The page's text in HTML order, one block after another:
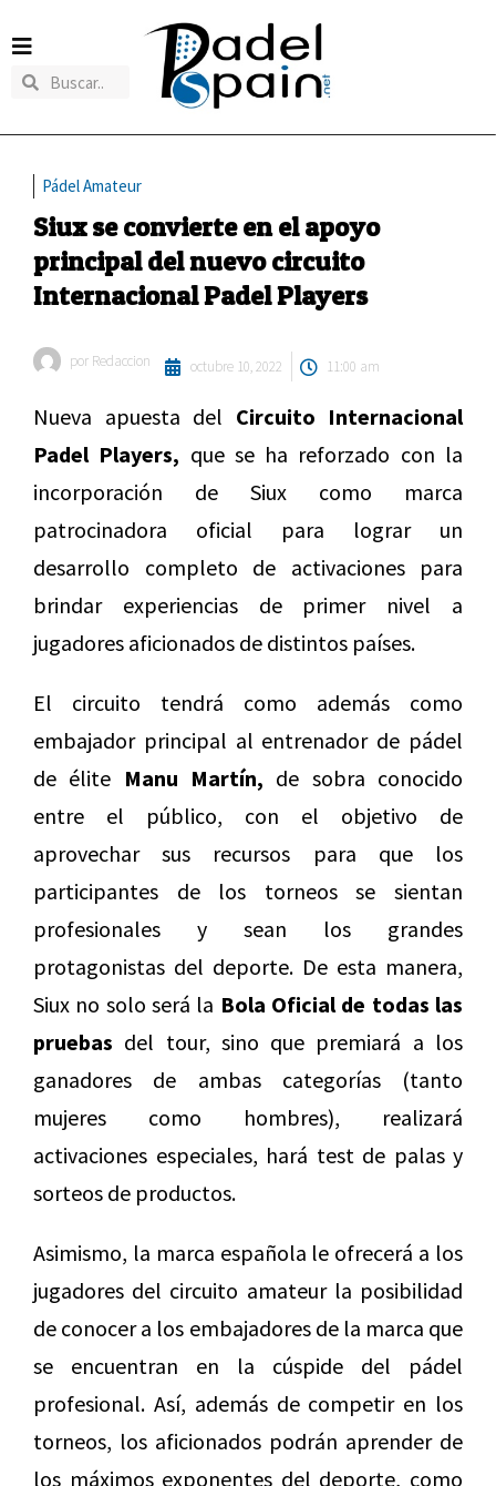
Pádel Amateur
Siux se convierte en el apoyo
principal del nuevo circuito
Internacional Padel Players
por Redaccion octubre 10, 2022 11:00 am
Nueva apuesta del Circuito Internacional
Padel Players, que se ha reforzado con la
incorporación de Siux como marca
patrocinadora oficial para lograr un
desarrollo completo de activaciones para
brindar experiencias de primer nivel a
jugadores aficionados de distintos países.
El circuito tendrá como además como
embajador principal al entrenador de pádel
de élite Manu Martín, de sobra conocido
entre el público, con el objetivo de
aprovechar sus recursos para que los
participantes de los torneos se sientan
profesionales y sean los grandes
protagonistas del deporte. De esta manera,
Siux no solo será la Bola Oficial de todas las
pruebas del tour, sino que premiará a los
ganadores de ambas categorías (tanto
mujeres como hombres), realizará
activaciones especiales, hará test de palas y
sorteos de productos.
Asimismo, la marca española le ofrecerá a los
jugadores del circuito amateur la posibilidad
de conocer a los embajadores de la marca que
se encuentran en la cúspide del pádel
profesional. Así, además de competir en los
torneos, los aficionados podrán aprender de
los máximos exponentes del deporte, como